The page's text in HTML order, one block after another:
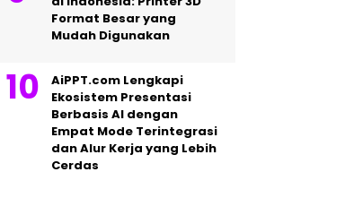
Format Besar yang
Mudah Digunakan
AiPPT.com Lengkapi
Ekosistem Presentasi
Berbasis AI dengan
Empat Mode Terintegrasi
dan Alur Kerja yang Lebih
Cerdas